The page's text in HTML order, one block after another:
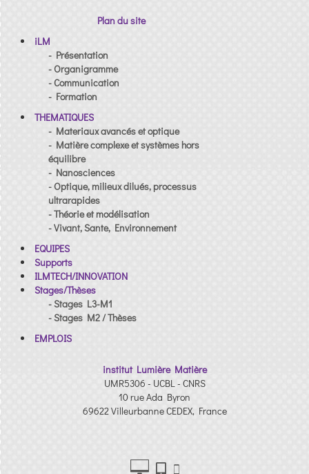
Plan du site
iLM
- Présentation
- Organigramme
- Communication
- Formation
THEMATIQUES
- Materiaux avancés et optique
- Matière complexe et systèmes hors
équilibre
- Nanosciences
- Optique, milieux dilués, processus
ultrarapides
- Théorie et modélisation
- Vivant, Sante, Environnement
EQUIPES
Supports
ILMTECH/INNOVATION
Stages/Thèses
- Stages L3-M1
- Stages M2 / Thèses
EMPLOIS
institut Lumière Matière
UMR5306 - UCBL - CNRS
10 rue Ada Byron
69622 Villeurbanne CEDEX, France